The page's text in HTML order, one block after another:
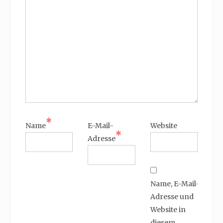
Name*
E-Mail-
Adresse*
Website
Name, E-Mail-
Adresse und
Website in